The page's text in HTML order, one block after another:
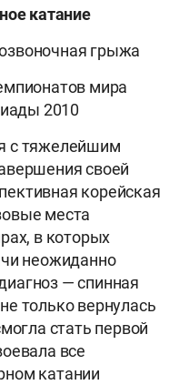
катание
грыжа
мира
2010
с тяжелейшим
своей
корейская
места
в которых
неожиданно
— спинная
только вернулась
стать первой
все
катании